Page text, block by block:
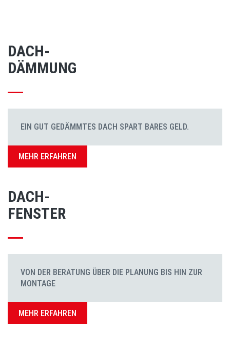
DACH-
DÄMMUNG
EIN GUT GEDÄMMTES DACH SPART BARES GELD.
MEHR ERFAHREN
DACH-
FENSTER
VON DER BERATUNG ÜBER DIE PLANUNG BIS HIN ZUR
MONTAGE
MEHR ERFAHREN